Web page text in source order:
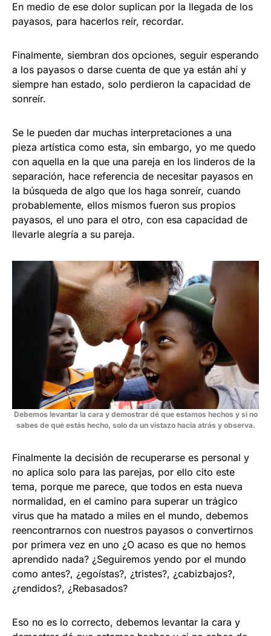
En medio de ese dolor suplican por la llegada de los
payasos, para hacerlos reír, recordar.
Finalmente, siembran dos opciones, seguir esperando
a los payasos o darse cuenta de que ya están ahí y
siempre han estado, solo perdieron la capacidad de
sonreír.
Se le pueden dar muchas interpretaciones a una
pieza artística como esta, sin embargo, yo me quedo
con aquella en la que una pareja en los linderos de la
separación, hace referencia de necesitar payasos en
la búsqueda de algo que los haga sonreír, cuando
probablemente, ellos mismos fueron sus propios
payasos, el uno para el otro, con esa capacidad de
llevarle alegría a su pareja.
Debemos levantar la cara y demostrar dé que estamos hechos y si no
sabes de qué estás hecho, solo da un vistazo hacia atrás y observa.
Finalmente la decisión de recuperarse es personal y
no aplica solo para las parejas, por ello cito este
tema, porque me parece, que todos en esta nueva
normalidad, en el camino para superar un trágico
virus que ha matado a miles en el mundo, debemos
reencontrarnos con nuestros payasos o convertirnos
por primera vez en uno ¿O acaso es que no hemos
aprendido nada? ¿Seguiremos yendo por el mundo
como antes?, ¿egoístas?, ¿tristes?, ¿cabizbajos?,
¿rendidos?, ¿Rebasados?
Eso no es lo correcto, debemos levantar la cara y